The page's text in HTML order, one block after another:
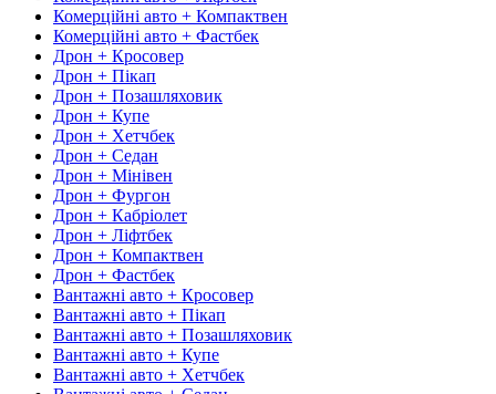
Комерційні авто + Компактвен
Комерційні авто + Фастбек
Дрон + Кросовер
Дрон + Пікап
Дрон + Позашляховик
Дрон + Купе
Дрон + Хетчбек
Дрон + Седан
Дрон + Мінівен
Дрон + Фургон
Дрон + Кабріолет
Дрон + Ліфтбек
Дрон + Компактвен
Дрон + Фастбек
Вантажні авто + Кросовер
Вантажні авто + Пікап
Вантажні авто + Позашляховик
Вантажні авто + Купе
Вантажні авто + Хетчбек